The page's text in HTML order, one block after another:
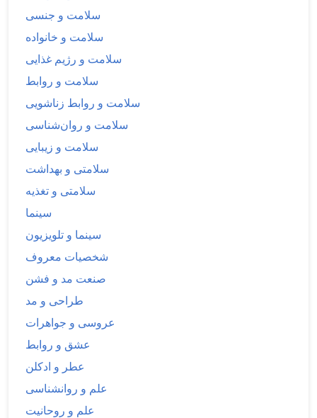
سلامت و جنسی
سلامت و خانواده
سلامت و رژیم غذایی
سلامت و روابط
سلامت و روابط زناشویی
سلامت و روان‌شناسی
سلامت و زیبایی
سلامتی و بهداشت
سلامتی و تغذیه
سینما
سینما و تلویزیون
شخصیات معروف
صنعت مد و فشن
طراحی و مد
عروسی و جواهرات
عشق و روابط
عطر و ادکلن
علم و روانشناسی
علم و روحانیت